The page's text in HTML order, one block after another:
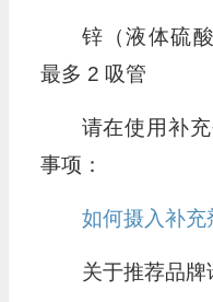
锌（液体硫
最多 2 吸管
请在使用补
事项：
如何摄入补充
关于推荐品牌